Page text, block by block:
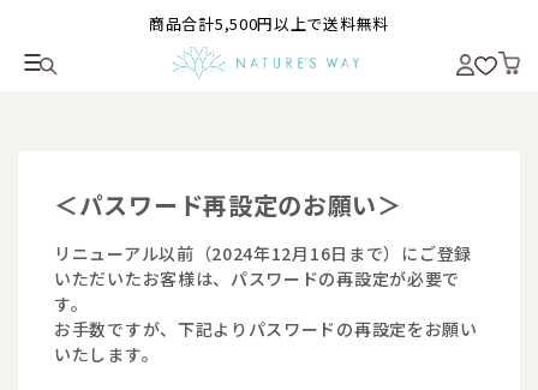
商品合計5,500円以上で送料無料
＜パスワード再設定のお願い＞
リニューアル以前（2024年12月16日まで）にご登録
いただいたお客様は、パスワードの再設定が必要で
す。
お手数ですが、下記よりパスワードの再設定をお願い
いたします。